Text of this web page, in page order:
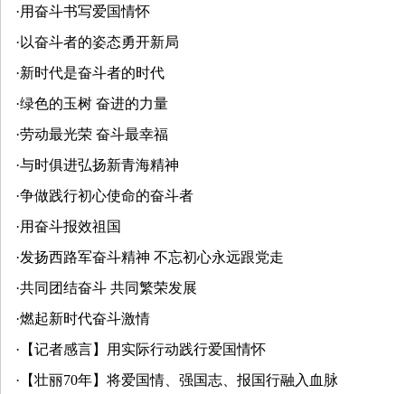
·用奋斗书写爱国情怀
· 以奋斗者的姿态勇开新局
·新时代是奋斗者的时代
·绿色的玉树 奋进的力量
·劳动最光荣 奋斗最幸福
·与时俱进弘扬新青海精神
·争做践行初心使命的奋斗者
·用奋斗报效祖国
·发扬西路军奋斗精神 不忘初心永远跟党走
·共同团结奋斗 共同繁荣发展
·燃起新时代奋斗激情
· 【记者感言】用实际行动践行爱国情怀
· 【壮丽70年】将爱国情、强国志、报国行融入血脉